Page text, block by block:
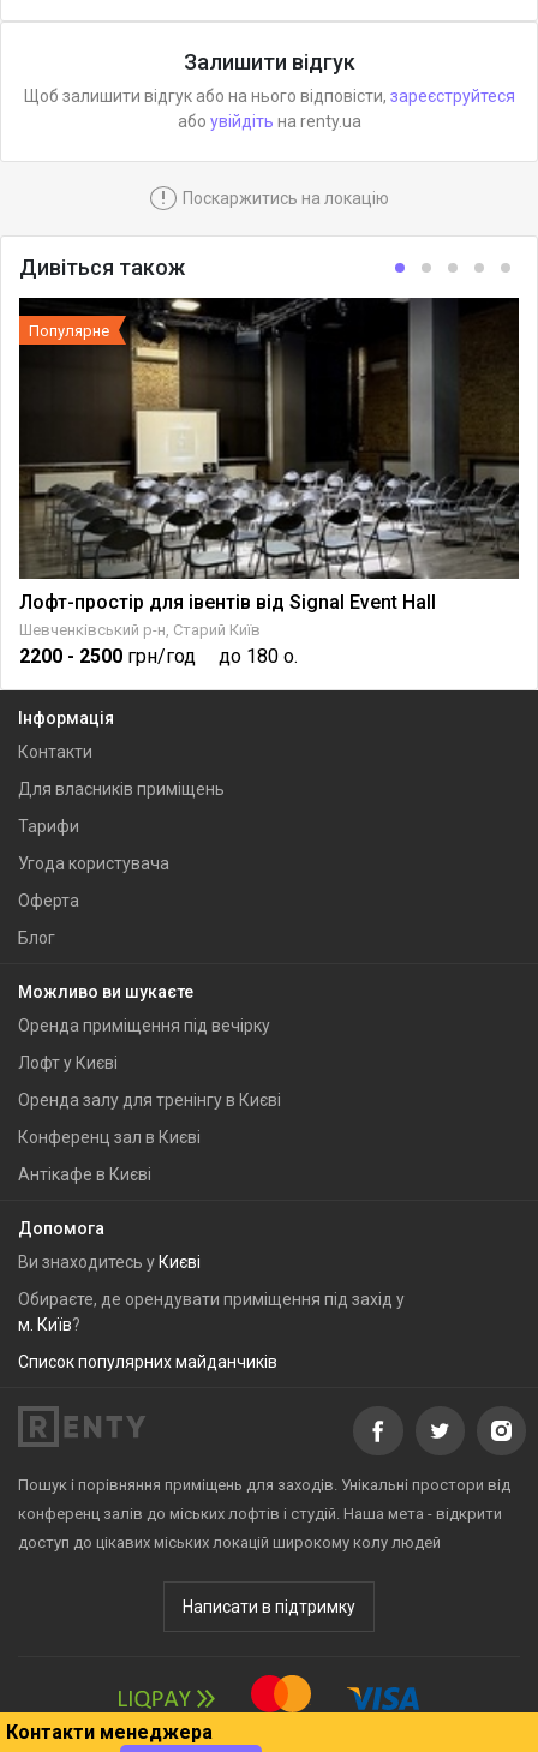
Залишити відгук
Щоб залишити відгук або на нього відповісти, зареєструйтеся
або увійдіть на renty.ua
! Поскаржитись на локацію
Дивіться також
Популярне
Лофт-простір для івентів від Signal Event Hall
Шевченківський р-н, Старий Київ
2200 - 2500 грн/год до 180 о.
Контакти менеджера
Інформація
Контакти
Для власників приміщень
Тарифи
Угода користувача
Оферта
Блог
Можливо ви шукаєте
Оренда приміщення під вечірку
Лофт у Києві
Оренда залу для тренінгу в Києві
Конференц зал в Києві
Антікафе в Києві
Допомога
Ви знаходитесь у Києві
Обираєте, де орендувати приміщення під захід у
м. Київ?
Список популярних майданчиків
Пошук і порівняння приміщень для заходів. Унікальні простори від
конференц залів до міських лофтів і студій. Наша мета - відкрити
доступ до цікавих міських локацій широкому колу людей
Написати в підтримку